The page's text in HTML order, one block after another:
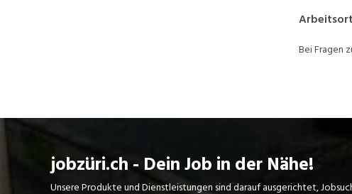
Arbeitsort
Bei Fragen
jobzüri.ch - Dein Job in der Nähe!
Unsere Produkte und Dienstleistungen sind darauf ausgerichtet,